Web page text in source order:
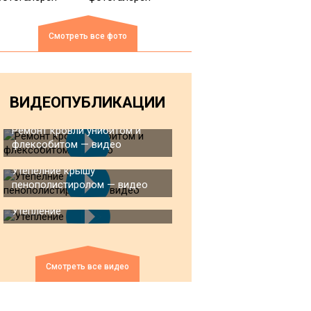
Смотреть все фото
ВИДЕОПУБЛИКАЦИИ
Ремонт кровли унибитом и
флексобитом — видео
Утепелние крышу
пенополистиролом — видео
Утепление
Смотреть все видео